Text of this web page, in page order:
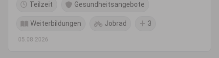
Teilzeit Gesundheitsangebote
Weiterbildungen Jobrad 3
05.08.2026